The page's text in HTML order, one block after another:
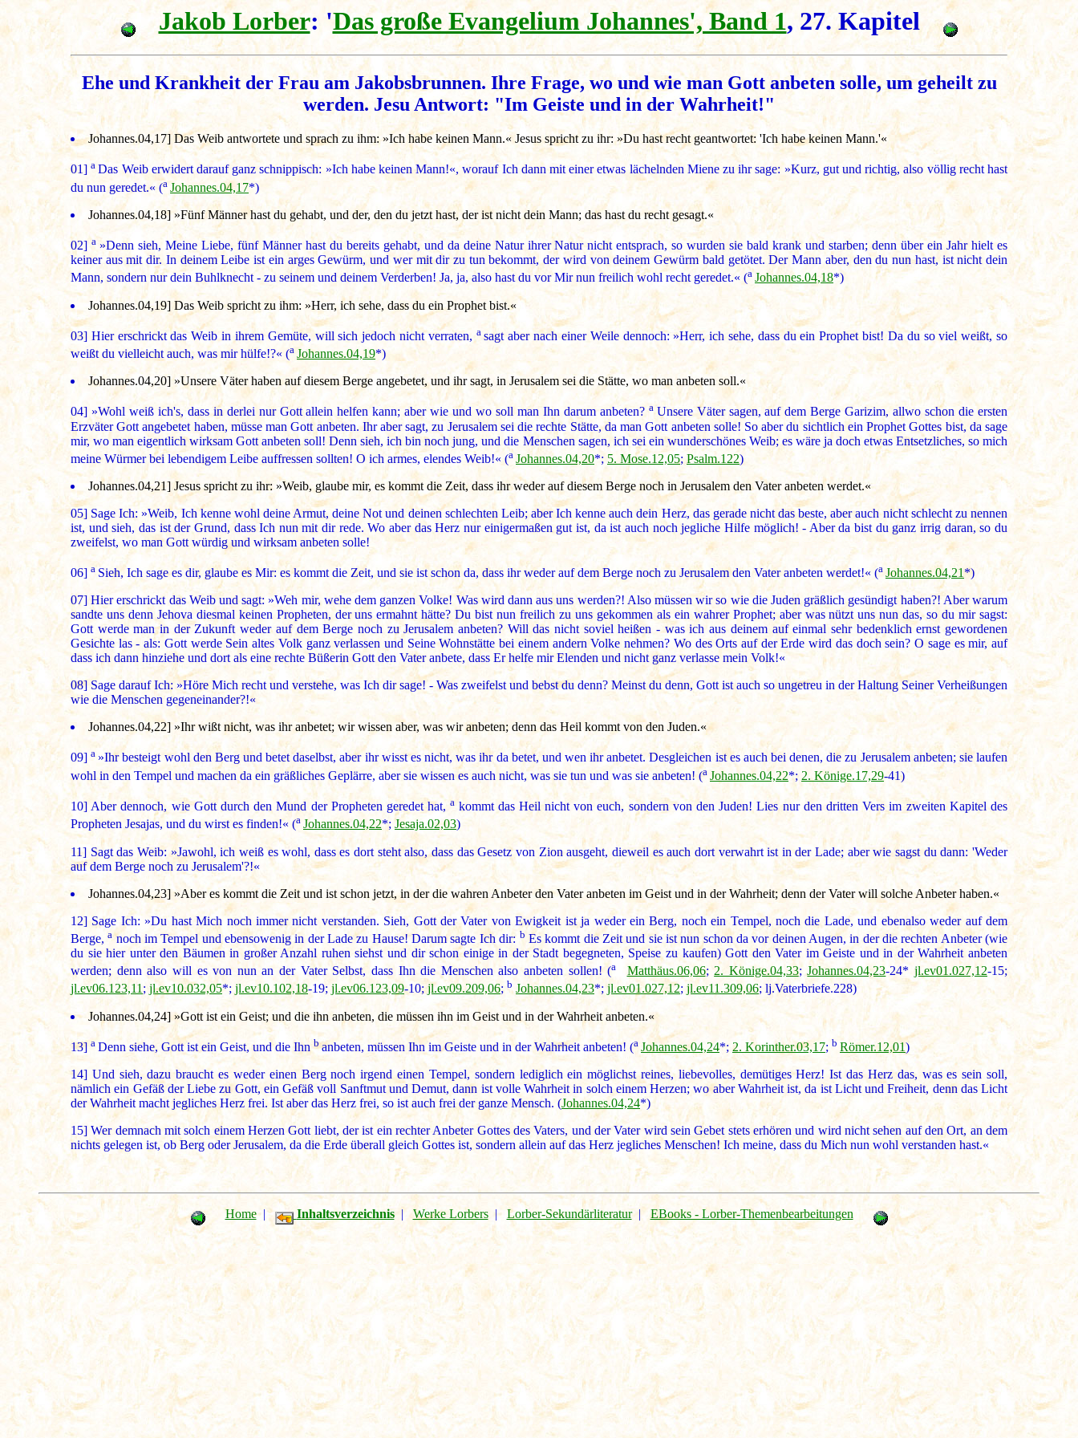
Jakob Lorber: 'Das große Evangelium Johannes', Band 1, 27. Kapitel
Ehe und Krankheit der Frau am Jakobsbrunnen. Ihre Frage, wo und wie man Gott anbeten solle, um geheilt zu
werden. Jesu Antwort: "Im Geiste und in der Wahrheit!"
Johannes.04,17] Das Weib antwortete und sprach zu ihm: »Ich habe keinen Mann.« Jesus spricht zu ihr: »Du hast recht geantwortet: 'Ich habe keinen Mann.'«
01] aDas Weib erwidert darauf ganz schnippisch: »Ich habe keinen Mann!«, worauf Ich dann mit einer etwas lächelnden Miene zu ihr sage: »Kurz, gut und richtig, also völlig recht hast
du nun geredet.« (a Johannes.04,17*)
Johannes.04,18] »Fünf Männer hast du gehabt, und der, den du jetzt hast, der ist nicht dein Mann; das hast du recht gesagt.«
02] a»Denn sieh, Meine Liebe, fünf Männer hast du bereits gehabt, und da deine Natur ihrer Natur nicht entsprach, so wurden sie bald krank und starben; denn über ein Jahr hielt es
keiner aus mit dir. In deinem Leibe ist ein arges Gewürm, und wer mit dir zu tun bekommt, der wird von deinem Gewürm bald getötet. Der Mann aber, den du nun hast, ist nicht dein
Mann, sondern nur dein Buhlknecht - zu seinem und deinem Verderben! Ja, ja, also hast du vor Mir nun freilich wohl recht geredet.« (aJohannes.04,18*)
Johannes.04,19] Das Weib spricht zu ihm: »Herr, ich sehe, dass du ein Prophet bist.«
03] Hier erschrickt das Weib in ihrem Gemüte, will sich jedoch nicht verraten, a sagt aber nach einer Weile dennoch: »Herr, ich sehe, dass du ein Prophet bist! Da du so viel weißt, so
weißt du vielleicht auch, was mir hülfe!?« (a Johannes.04,19*)
Johannes.04,20] »Unsere Väter haben auf diesem Berge angebetet, und ihr sagt, in Jerusalem sei die Stätte, wo man anbeten soll.«
04] »Wohl weiß ich's, dass in derlei nur Gott allein helfen kann; aber wie und wo soll man Ihn darum anbeten?a Unsere Väter sagen, auf dem Berge Garizim, allwo schon die ersten
Erzväter Gott angebetet haben, müsse man Gott anbeten. Ihr aber sagt, zu Jerusalem sei die rechte Stätte, da man Gott anbeten solle! So aber du sichtlich ein Prophet Gottes bist, da sage
mir, wo man eigentlich wirksam Gott anbeten soll! Denn sieh, ich bin noch jung, und die Menschen sagen, ich sei ein wunderschönes Weib; es wäre ja doch etwas Entsetzliches, so mich
meine Würmer bei lebendigem Leibe auffressen sollten! O ich armes, elendes Weib!« (a Johannes.04,20*; 5. Mose.12,05;Psalm.122)
Johannes.04,21] Jesus spricht zu ihr: »Weib, glaube mir, es kommt die Zeit, dass ihr weder auf diesem Berge noch in Jerusalem den Vater anbeten werdet.«
05] Sage Ich: »Weib, Ich kenne wohl deine Armut, deine Not und deinen schlechten Leib; aber Ich kenne auch dein Herz, das gerade nicht das beste, aber auch nicht schlecht zu nennen
ist, und sieh, das ist der Grund, dass Ich nun mit dir rede. Wo aber das Herz nur einigermaßen gut ist, da ist auch noch jegliche Hilfe möglich! - Aber da bist du ganz irrig daran, so du
zweifelst, wo man Gott würdig und wirksam anbeten solle!
06] aSieh, Ich sage es dir, glaube es Mir: es kommt die Zeit, und sie ist schon da, dass ihr weder auf dem Berge noch zu Jerusalem den Vater anbeten werdet!« (a Johannes.04,21 *)
07]Hier erschrickt das Weib und sagt: »Weh mir, wehe dem ganzen Volke! Was wird dann aus uns werden?! Also müssen wir so wie die Juden gräßlich gesündigt haben?! Aber warum
sandte uns denn Jehova diesmal keinen Propheten, der uns ermahnt hätte? Du bist nun freilich zu uns gekommen als ein wahrer Prophet; aber was nützt uns nun das, so du mir sagst:
Gott werde man in der Zukunft weder auf dem Berge noch zu Jerusalem anbeten? Will das nicht soviel heißen - was ich aus deinem auf einmal sehr bedenklich ernst gewordenen
Gesichte las - als: Gott werde Sein altes Volk ganz verlassen und Seine Wohnstätte bei einem andern Volke nehmen? Wo des Orts auf der Erde wird das doch sein? O sage es mir, auf
dass ich dann hinziehe und dort als eine rechte Büßerin Gott den Vater anbete, dass Er helfe mir Elenden und nicht ganz verlasse mein Volk!«
08]Sage darauf Ich: »Höre Mich recht und verstehe, was Ich dir sage! - Was zweifelst und bebst du denn? Meinst du denn, Gott ist auch so ungetreu in der Haltung Seiner Verheißungen
wie die Menschen gegeneinander?!«
Johannes.04,22] »Ihr wißt nicht, was ihr anbetet; wir wissen aber, was wir anbeten; denn das Heil kommt von den Juden.«
09] a »Ihr besteigt wohl den Berg und betet daselbst, aber ihr wisst es nicht, was ihr da betet, und wen ihr anbetet. Desgleichen ist es auch bei denen, die zu Jerusalem anbeten; sie laufen
wohl in den Tempel und machen da ein gräßliches Geplärre, aber sie wissen es auch nicht, was sie tun und was sie anbeten! (a Johannes.04,22*;2. Könige.17,29-41)
10] Aber dennoch, wie Gott durch den Mund der Propheten geredet hat,akommt das Heil nicht von euch, sondern von den Juden! Lies nur den dritten Vers im zweiten Kapitel des
Propheten Jesajas, und du wirst es finden!« (a Johannes.04,22*; Jesaja.02,03)
11] Sagt das Weib: »Jawohl, ich weiß es wohl, dass es dort steht also, dass das Gesetz von Zion ausgeht, dieweil es auch dort verwahrt ist in der Lade; aber wie sagst du dann: 'Weder
auf dem Berge noch zu Jerusalem'?!«
Johannes.04,23] »Aber es kommt die Zeit und ist schon jetzt, in der die wahren Anbeter den Vater anbeten im Geist und in der Wahrheit; denn der Vater will solche Anbeter haben.«
12]Sage Ich: »Du hast Mich noch immer nicht verstanden. Sieh, Gott der Vater von Ewigkeit ist ja weder ein Berg, noch ein Tempel, noch die Lade, und ebenalso weder auf dem
Berge,a noch im Tempel und ebensowenig in der Lade zu Hause! Darum sagte Ich dir: b Es kommt die Zeit und sie ist nun schon da vor deinen Augen, in der die rechten Anbeter (wie
du sie hier unter den Bäumen in großer Anzahl ruhen siehst und dir schon einige in der Stadt begegneten, Speise zu kaufen) Gott den Vater im Geiste und in der Wahrheit anbeten
werden; denn also will es von nun an der Vater Selbst, dass Ihn die Menschen also anbeten sollen! (a Matthäus.06,06;2. Könige.04,33;Johannes.04,23-24* jl.ev01.027,12-15;
jl.ev06.123,11; jl.ev10.032,05*; jl.ev10.102,18-19; jl.ev06.123,09-10; jl.ev09.209,06; b Johannes.04,23*;jl.ev01.027,12; jl.ev11.309,06; lj.Vaterbriefe.228)
Johannes.04,24] »Gott ist ein Geist; und die ihn anbeten, die müssen ihn im Geist und in der Wahrheit anbeten.«
13] aDenn siehe, Gott ist ein Geist, und die Ihnbanbeten, müssen Ihn im Geiste und in der Wahrheit anbeten! (a Johannes.04,24*; 2. Korinther.03,17; b Römer.12,01)
14] Und sieh, dazu braucht es weder einen Berg noch irgend einen Tempel, sondern lediglich ein möglichst reines, liebevolles, demütiges Herz! Ist das Herz das, was es sein soll,
nämlich ein Gefäß der Liebe zu Gott, ein Gefäß voll Sanftmut und Demut, dann ist volle Wahrheit in solch einem Herzen; wo aber Wahrheit ist, da ist Licht und Freiheit, denn das Licht
der Wahrheit macht jegliches Herz frei. Ist aber das Herz frei, so ist auch frei der ganze Mensch. (Johannes.04,24*)
15] Wer demnach mit solch einem Herzen Gott liebt, der ist ein rechter Anbeter Gottes des Vaters, und der Vater wird sein Gebet stets erhören und wird nicht sehen auf den Ort, an dem
nichts gelegen ist, ob Berg oder Jerusalem, da die Erde überall gleich Gottes ist, sondern allein auf das Herz jegliches Menschen! Ich meine, dass du Mich nun wohl verstanden hast.«
Home| Inhaltsverzeichnis|Werke Lorbers| Lorber-Sekundärliteratur| EBooks - Lorber-Themenbearbeitungen